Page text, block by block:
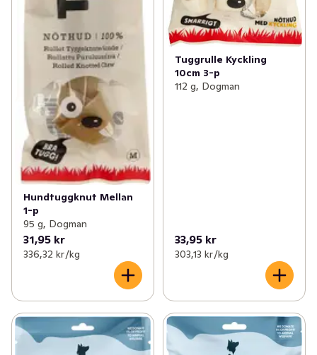
Hundtuggknut Mellan
1-p
95 g, Dogman
31,95 kr
336,32 kr /kg
Tuggrulle Kyckling
10cm 3-p
112 g, Dogman
33,95 kr
303,13 kr /kg